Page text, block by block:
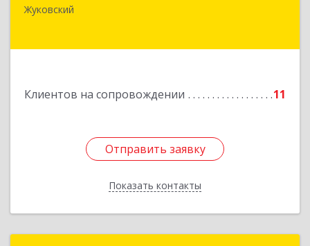
Жуковский
Клиентов на сопровождении 11
Отправить заявку
Показать контакты
Подробнее
Отправить заявку
Назад